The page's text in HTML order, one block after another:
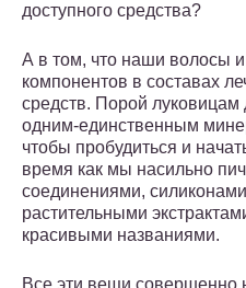
доступного средства?
А в том, что наши волосы
компонентов в составах
средств. Порой луковицам
одним-единственным
чтобы пробудиться и
время как мы насильно
соединениями,
растительными
красивыми названиями.